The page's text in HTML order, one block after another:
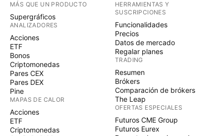
MÁS QUE UN PRODUCTO
Supergráficos
ANALIZADORES
Acciones
ETF
Bonos
Criptomonedas
Pares CEX
Pares DEX
Pine
MAPAS DE CALOR
Acciones
ETF
Criptomonedas
HERRAMIENTAS Y
SUSCRIPCIONES
Funcionalidades
Precios
Datos de mercado
Regalar planes
TRADING
Resumen
Brókers
Comparación de brókers
The Leap
OFERTAS ESPECIALES
Futuros CME Group
Futuros Eurex